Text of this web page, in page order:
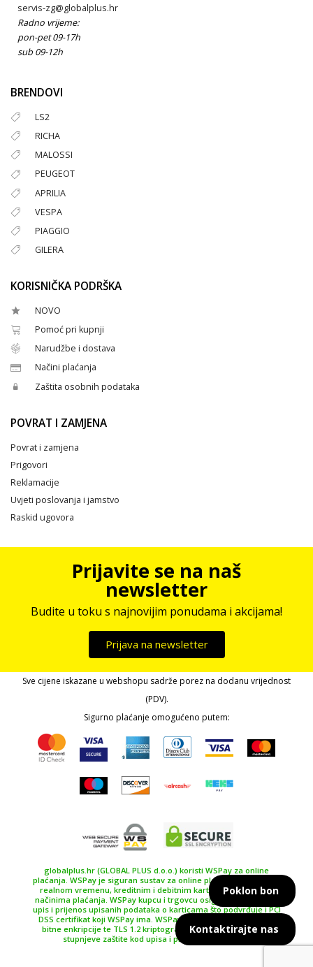
servis-zg@globalplus.hr
Radno vrijeme:
pon-pet 09-17h
sub 09-12h
BRENDOVI
LS2
RICHA
MALOSSI
PEUGEOT
APRILIA
VESPA
PIAGGIO
GILERA
KORISNIČKA PODRŠKA
NOVO
Pomoć pri kupnji
Narudžbe i dostava
Načini plaćanja
Zaštita osobnih podataka
POVRAT I ZAMJENA
Povrat i zamjena
Prigovori
Reklamacije
Uvjeti poslovanja i jamstvo
Raskid ugovora
Prijavite se na naš
newsletter
Budite u toku s najnovijim ponudama i akcijama!
Prijava na newsletter
Sve cijene iskazane u webshopu sadrže porez na dodanu vrijednost
(PDV).
Sigurno plaćanje omogućeno putem:
globalplus.hr (GLOBAL PLUS d.o.o.) koristi WSPay za online
plaćanja. WSPay je siguran sustav za online plaćanje, plaćanje u
realnom vremenu, kreditnim i debitnim karticama te drugim
načinima plaćanja. WSPay kupcu i trgovcu osiguravaju siguran
upis i prijenos upisanih podataka o karticama što podvrđuje i PCI
DSS certifikat koji WSPay ima. WSPay koristi SSL certifikat 256
bitne enkripcije te TLS 1.2 kriptografski protokol kao najviše
stupnjeve zaštite kod upisa i prijenosa podataka.
Kontaktirajte nas
Poklon bon